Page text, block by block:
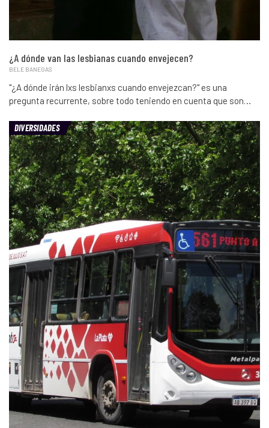
¿A dónde van las lesbianas cuando envejecen?
BELE BANEGAS
"¿A dónde irán lxs lesbianxs cuando envejezcan?" es una
pregunta recurrente, sobre todo teniendo en cuenta que son…
DIVERSIDADES